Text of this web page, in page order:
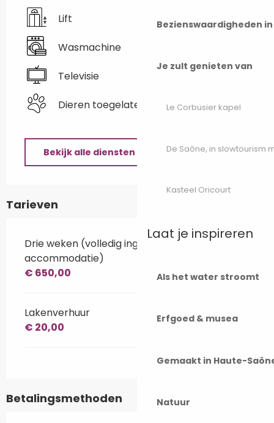
Bezienswaardigheden
Je zult genieten van
Le Corbusier kapel
De Saône, in slowtourism
Kasteel Oricourt
Laat je inspireren
Als het water stroomt
Erfgoed & musea
Gemaakt in Haute-
Natuur
Lift
Wasmachine
Televisie
Dieren toegelaten
Bekijk alle diensten
Tarieven
Drie weken (volledig ingerichte
accommodatie)
€ 650,00
Lakenverhuur
€ 20,00
Betalingsmethoden